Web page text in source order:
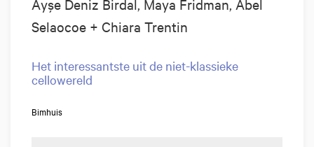
Ayşe Deniz Birdal, Maya Fridman, Abel
Selaocoe + Chiara Trentin
Het interessantste uit de niet-klassieke
cellowereld
Bimhuis